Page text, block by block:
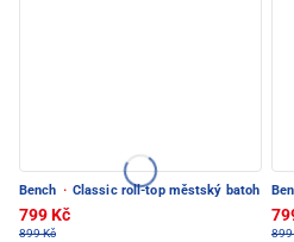
Bench · Classic roll-top městský batoh
799 Kč
899 Kč 899